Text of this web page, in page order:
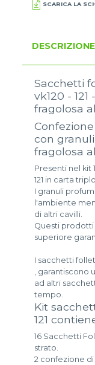
SCARICA LA
DESCRIZIONE
Sacchetti
vk120 -
fragolosa
con
fragolosa
Presenti nel kit
121 in carta
I granuli
l'ambiente
di altri cavilli.
Questi
superiore
I sacchetti
, garantiscono
ad altri
tempo.
Kit
121
16 Sacchetti
strato.
2 confezione di